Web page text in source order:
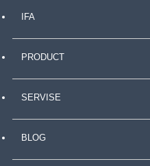
IFA
PRODUCT
SERVISE
BLOG